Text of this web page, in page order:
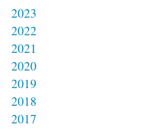
2023
2022
2021
2020
2019
2018
2017